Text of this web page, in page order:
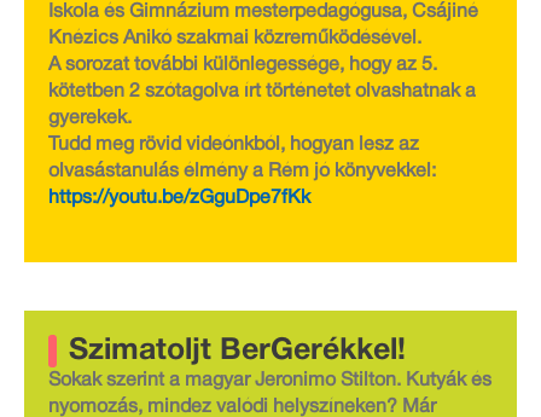
Iskola és Gimnázium mesterpedagógusa, Csájiné
Knézics Anikó szakmai közreműködésével.
A sorozat további különlegessége, hogy az 5.
kötetben 2 szótagolva írt történetet olvashatnak a
gyerekek.
Tudd meg rövid videónkból, hogyan lesz az
olvasástanulás élmény a Rém jó könyvekkel:
https://youtu.be/zGguDpe7fKk
Szimatoljt BerGerékkel!
Sokak szerint a magyar Jeronimo Stilton. Kutyák és
nyomozás, mindez valódi helyszíneken? Már